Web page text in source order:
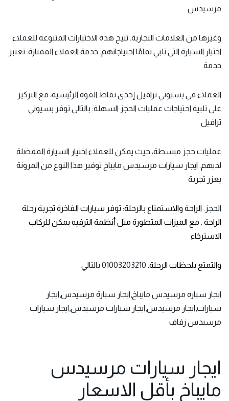
مرسيدس
وغيرها من العلامات التجارية. تتيح هذه الاختيارات المتنوعة للعملاء
اختيار السيارة التي تلبي تمامًا احتياجاتهم. خدمة العملاء الممتازة: تعتبر
خدمة
العملاء في بسيوني ترافيل إحدى نقاط القوة الرئيسية، مع التركيز
على تلبية احتياجات عمليات الحجز السهلة: بالتالي توفر بسيوني
ترافيل
عمليات حجز مبسطة، حيث يمكن للعملاء اختيار السيارة المفضلة
لديهم. ايجار سيارات مرسيدس مايباخ توفير هذا النوع من المرونة
يعزز تجربة
الحجز. الراحة والاستمتاع بالرحلة: توفر سيارات الفاخرة تجربة رحلة
الراحة . مع الميزات المتطورة مثل أنظمة الترفيه يمكن للركاب
الاسترخاء
والتمتع بلحظات الرحلة.
ايجار سياره مرسيدس مايباخ,ايجار سيارة مرسيدس,ايجار
سيارات,ايجار مرسيدس,ايجار سيارات مرسيدس,ايجار سيارات
مرسيدس زفاف
ايجار سيارات مرسيدس
مايباخ بأقل الاسعار